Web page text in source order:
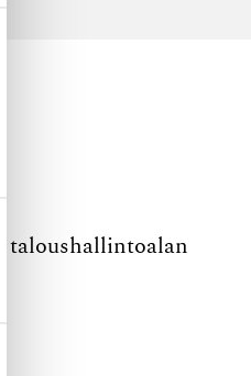
taloushallintoalan